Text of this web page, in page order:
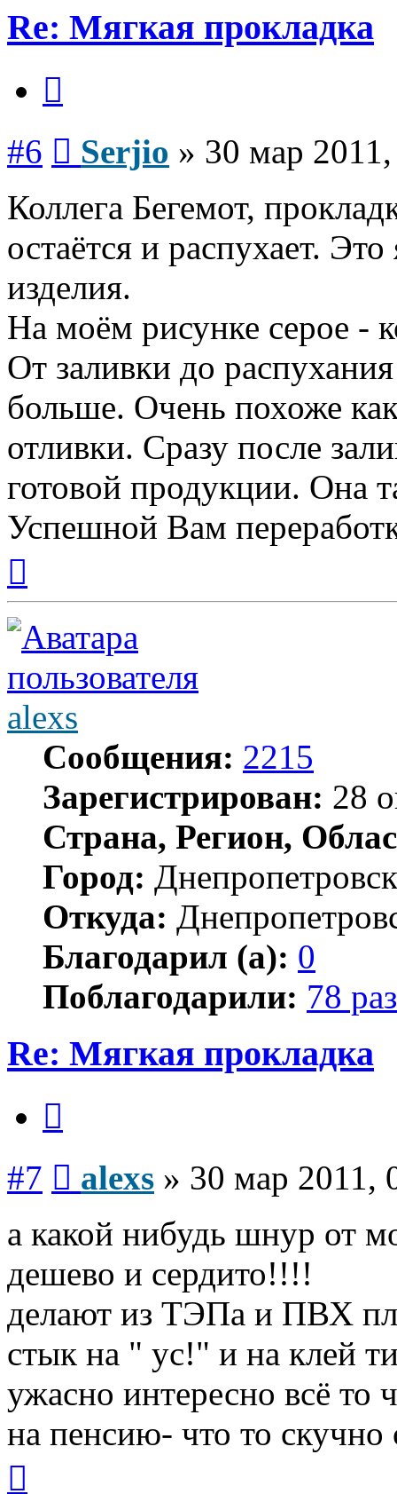
Re: Мягкая прокладка
#6 Serjio » 30 мар
Коллега Бегемот,
остаётся и распухает.
изделия.
На моём рисунке серое -
От заливки до
больше. Очень похоже
отливки. Сразу после
готовой продукции. Она
Успешной Вам
началу
alexs
Сообщения: 2215
Зарегистрирован: 28
Страна, Регион,
Город: Днепропетровск
Откуда:
Благодарил (а): 0
Поблагодарили: 78 раз
Re: Мягкая прокладка
#7 alexs » 30 мар 2011,
а какой нибудь шнур от
дешево и сердито!!!!
делают из ТЭПа и ПВХ
стык на " ус!" и на клей
ужасно интересно всё то
на пенсию- что то скучно